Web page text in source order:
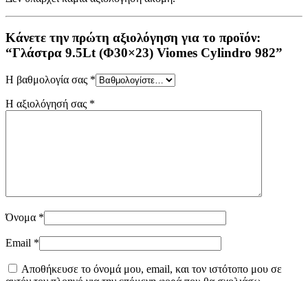
Κάνετε την πρώτη αξιολόγηση για το προϊόν:
“Γλάστρα 9.5Lt (Φ30×23) Viomes Cylindro 982”
Η βαθμολογία σας *
Η αξιολόγησή σας *
Όνομα *
Email *
Αποθήκευσε το όνομά μου, email, και τον ιστότοπο μου σε